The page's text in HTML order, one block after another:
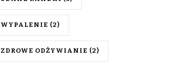
WYPALENIE (2)
ZDROWE ODŻYWIANIE (2)